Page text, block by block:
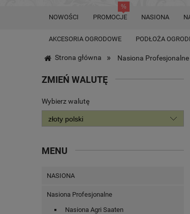
NOWOŚCI PROMOCJE NASIONA
AKCESORIA OGRODOWE PODŁOŻA
Strona główna » Nasiona Profesjonalne
ZMIEŃ WALUTĘ
Wybierz walutę
MENU
NASIONA
Nasiona Profesjonalne
Nasiona Agri Saaten